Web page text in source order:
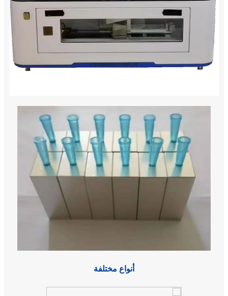
أنواع مختلفة